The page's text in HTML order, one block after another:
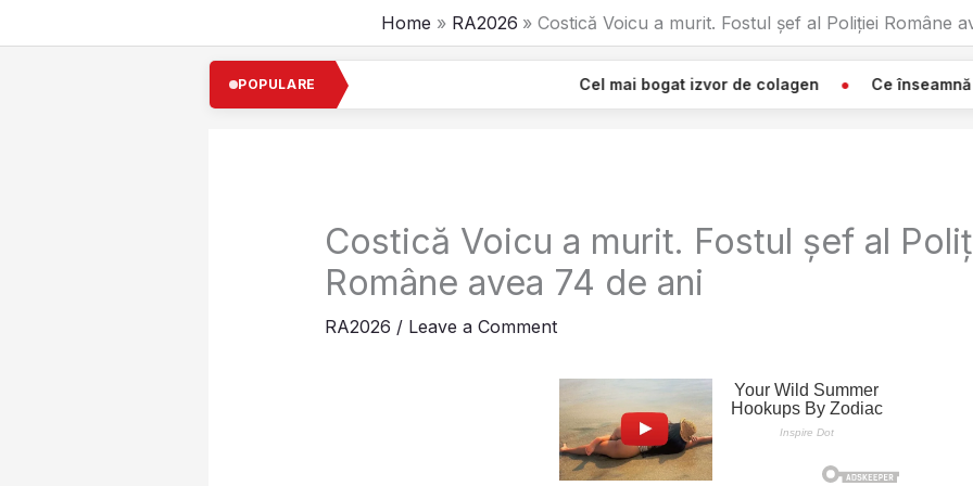
to
Home RA2026 Costică Voicu a murit. Fostul șef al Poliției Române
POPULARE Cel mai bogat izvor de colagen Ce înseamnă Când Vezi O
Costică Voicu a murit. Fostul șef al
Române avea 74 de ani
RA2026 / Leave a Comment